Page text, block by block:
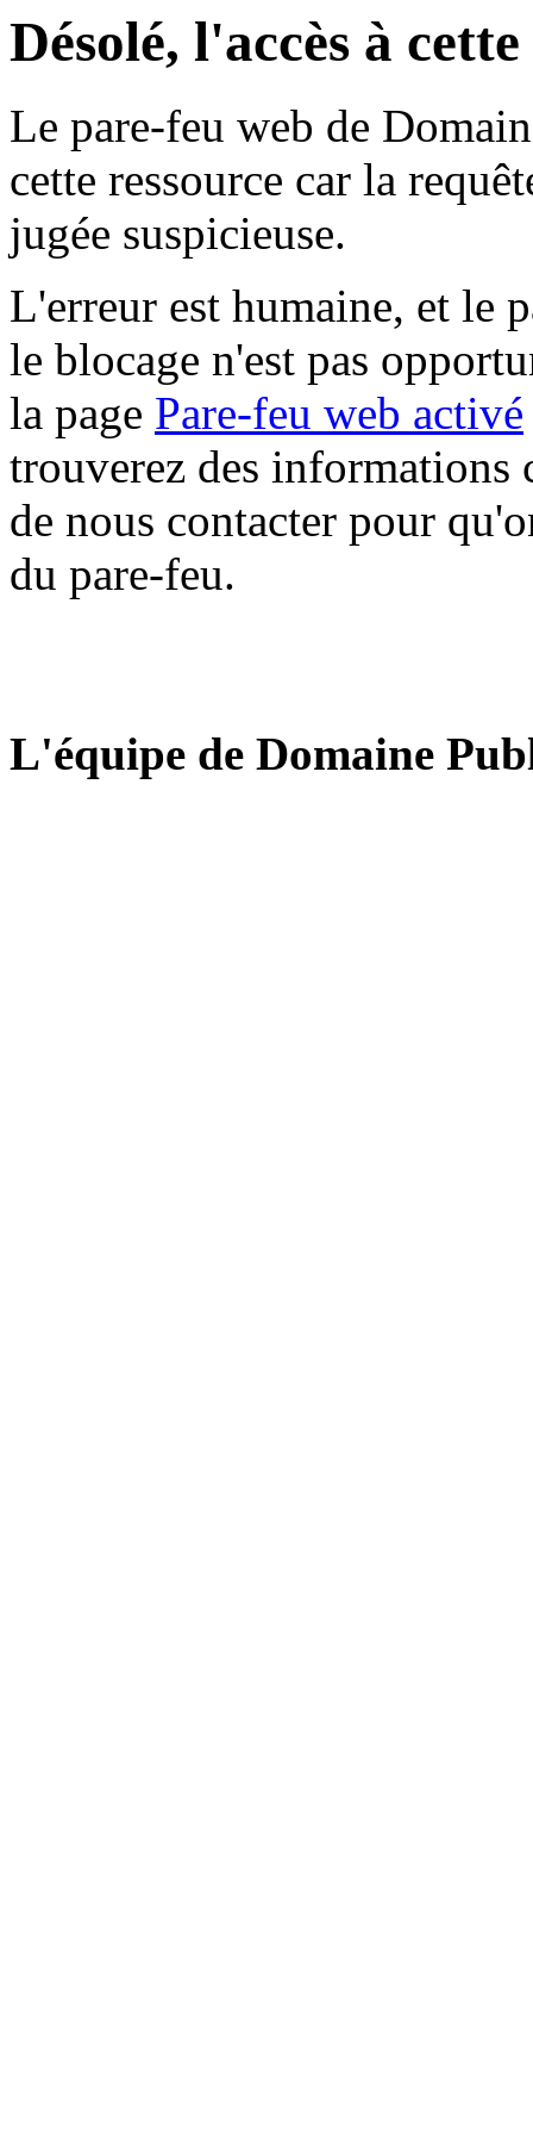
Désolé, l'accès à
Le pare-feu web de
cette ressource car la
jugée suspicieuse.
L'erreur est humaine, et le
le blocage n'est pas
la page Pare-feu web activé
trouverez des informations
de nous contacter pour
du pare-feu.
L'équipe de Domaine